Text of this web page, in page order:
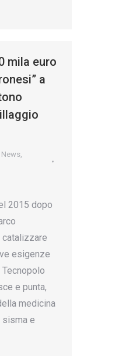
mila euro
a
News,
2015 dopo
esigenze
e punta,
medicina
e